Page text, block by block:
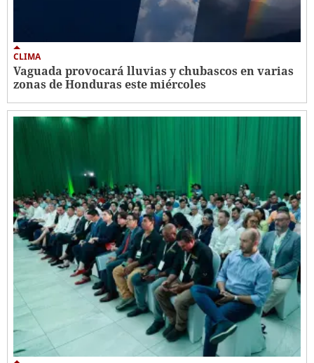
CLIMA
Vaguada provocará lluvias y chubascos en varias
zonas de Honduras este miércoles